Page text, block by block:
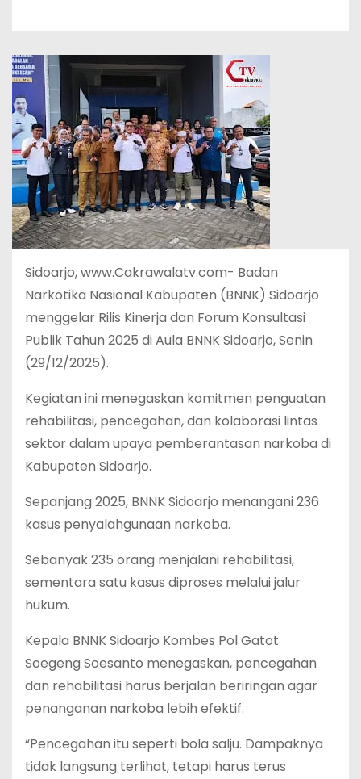
Sidoarjo, www.Cakrawalatv.com- Badan
Narkotika Nasional Kabupaten (BNNK) Sidoarjo
menggelar Rilis Kinerja dan Forum Konsultasi
Publik Tahun 2025 di Aula BNNK Sidoarjo, Senin
(29/12/2025).
Kegiatan ini menegaskan komitmen penguatan
rehabilitasi, pencegahan, dan kolaborasi lintas
sektor dalam upaya pemberantasan narkoba di
Kabupaten Sidoarjo.
Sepanjang 2025, BNNK Sidoarjo menangani 236
kasus penyalahgunaan narkoba.
Sebanyak 235 orang menjalani rehabilitasi,
sementara satu kasus diproses melalui jalur
hukum.
Kepala BNNK Sidoarjo Kombes Pol Gatot
Soegeng Soesanto menegaskan, pencegahan
dan rehabilitasi harus berjalan beriringan agar
penanganan narkoba lebih efektif.
“Pencegahan itu seperti bola salju. Dampaknya
tidak langsung terlihat, tetapi harus terus